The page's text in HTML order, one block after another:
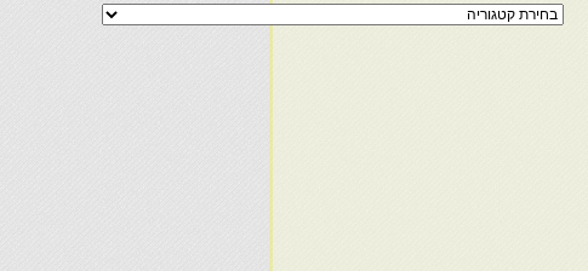
רשימת
הנושאים